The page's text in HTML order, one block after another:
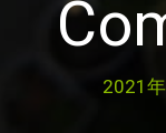
2021